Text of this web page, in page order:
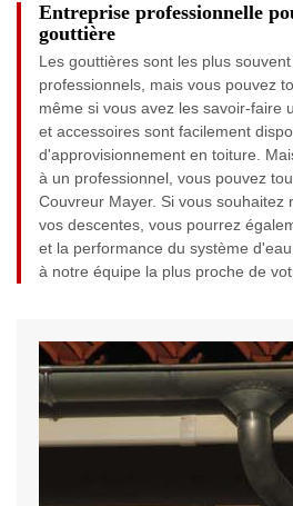
Entreprise professionnelle
gouttière
Les gouttières sont les plus
professionnels, mais vous pouvez
même si vous avez les savoir-faire
et accessoires sont facilement
d'approvisionnement en toiture.
à un professionnel, vous pouvez
Couvreur Mayer. Si vous souhaitez
vos descentes, vous pourrez
et la performance du système
à notre équipe la plus proche de